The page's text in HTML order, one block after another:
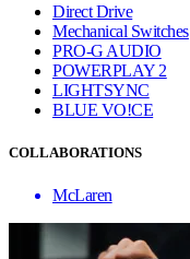
Direct Drive
Mechanical Switches
PRO-G AUDIO
POWERPLAY 2
LIGHTSYNC
BLUE VO!CE
COLLABORATIONS
McLaren